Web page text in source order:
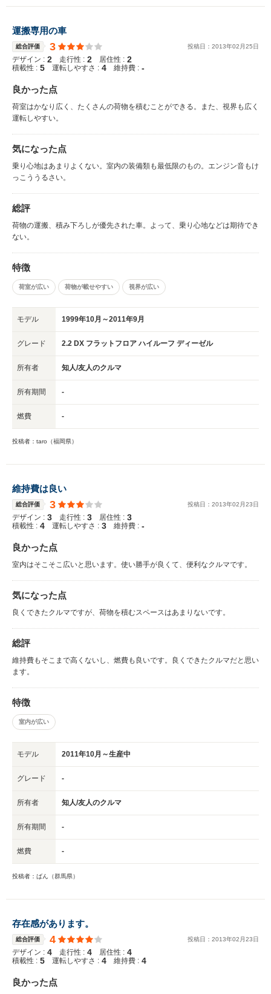
運搬専用の車
総合評価 3 投稿日： 2013年02 月25日
デザイン : 2 走行性 : 2 居住性 : 2
積載性 : 5 運転しやすさ : 4 維持費 : -
良かった点
荷室はかなり広く、たくさんの荷物を積むことができる。また、視界も広く
運転しやすい。
気になった点
乗り心地はあまりよくない。室内の装備類も最低限のもの。エンジン音もけ
っこううるさい。
総評
荷物の運搬、積み下ろしが優先された車。よって、乗り心地などは期待でき
ない。
特徴
荷室が広い 荷物が載せやすい 視界が広い
モデル 1999年10月～2011年9月
グレード 2.2 DX フラットフロア ハイルーフ ディーゼル
所有者 知人/友人のクルマ
所有期間 -
燃費 -
投稿者：taro（福岡県）
維持費は良い
総合評価 3 投稿日： 2013年02 月23日
デザイン : 3 走行性 : 3 居住性 : 3
積載性 : 4 運転しやすさ : 3 維持費 : -
良かった点
室内はそこそこ広いと思います。使い勝手が良くて、便利なクルマです。
気になった点
良くできたクルマですが、荷物を積むスペースはあまりないです。
総評
維持費もそこまで高くないし、燃費も良いです。良くできたクルマだと思い
ます。
特徴
室内が広い
モデル 2011年10月～生産中
グレード -
所有者 知人/友人のクルマ
所有期間 -
燃費 -
投稿者：ばん（群馬県）
存在感があります。
総合評価 4 投稿日： 2013年02 月23日
デザイン : 4 走行性 : 4 居住性 : 4
積載性 : 5 運転しやすさ : 4 維持費 : 4
良かった点